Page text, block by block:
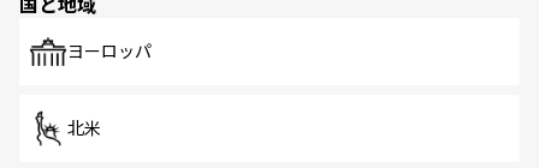
で、ホーカーズは地元の風情を楽しめる外せないスポット
ヨーロッパ
北米